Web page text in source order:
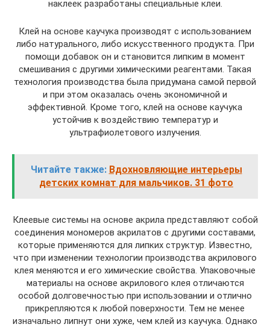
наклеек разработаны специальные клеи.
Клей на основе каучука производят с использованием
либо натурального, либо искусственного продукта. При
помощи добавок он и становится липким в момент
смешивания с другими химическими реагентами. Такая
технология производства была придумана самой первой
и при этом оказалась очень экономичной и
эффективной. Кроме того, клей на основе каучука
устойчив к воздействию температур и
ультрафиолетового излучения.
Читайте также: Вдохновляющие интерьеры
детских комнат для мальчиков. 31 фото
Клеевые системы на основе акрила представляют собой
соединения мономеров акрилатов с другими составами,
которые применяются для липких структур. Известно,
что при изменении технологии производства акрилового
клея меняются и его химические свойства. Упаковочные
материалы на основе акрилового клея отличаются
особой долговечностью при использовании и отлично
прикрепляются к любой поверхности. Тем не менее
изначально липнут они хуже, чем клей из каучука. Однако